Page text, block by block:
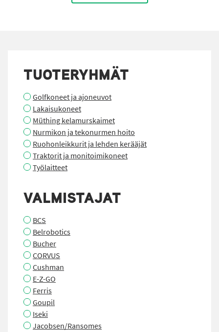
TUOTERYHMÄT
Golfkoneet ja ajoneuvot
Lakaisukoneet
Müthing kelamurskaimet
Nurmikon ja tekonurmen hoito
Ruohonleikkurit ja lehden kerääjät
Traktorit ja monitoimikoneet
Työlaitteet
VALMISTAJAT
BCS
Belrobotics
Bucher
CORVUS
Cushman
E-Z-GO
Ferris
Goupil
Iseki
Jacobsen/Ransomes